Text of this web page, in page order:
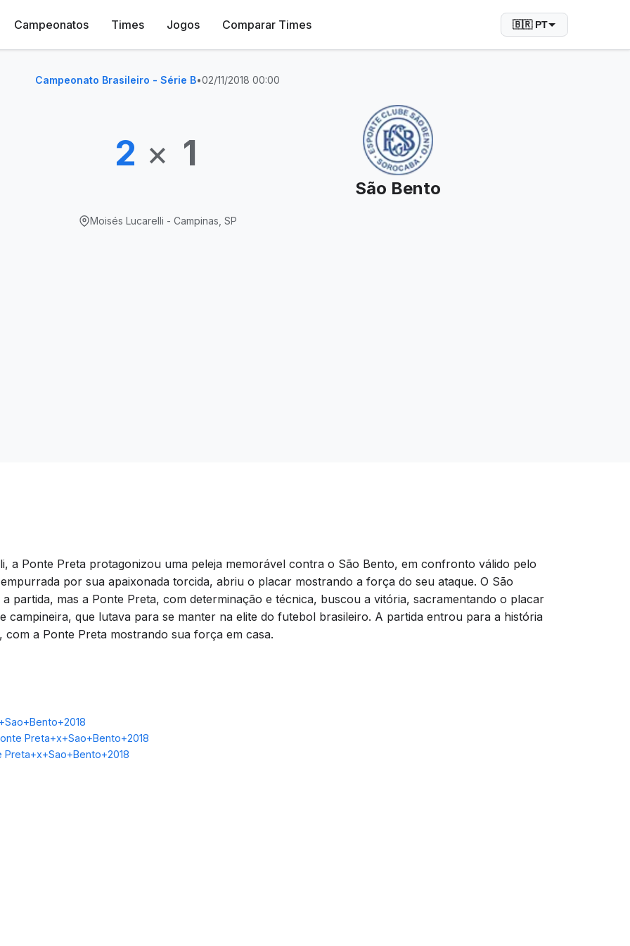
Campeonatos Times Jogos Comparar Times 🇧🇷 PT
Campeonato Brasileiro - Série B•02/11/2018 00:00
2 × 1
São Bento
Moisés Lucarelli - Campinas, SP
a Ponte Preta protagonizou uma peleja memorável contra o São Bento, em confronto válido pelo
por sua apaixonada torcida, abriu o placar mostrando a força do seu ataque. O São
partida, mas a Ponte Preta, com determinação e técnica, buscou a vitória, sacramentando o placar
campineira, que lutava para se manter na elite do futebol brasileiro. A partida entrou para a história
a Ponte Preta mostrando sua força em casa.
Preta+x+Sao+Bento+2018